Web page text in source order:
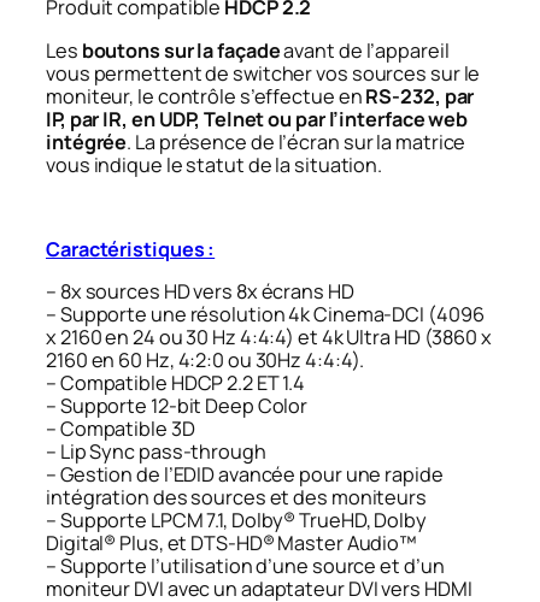
Produit compatible HDCP 2.2
Les boutons sur la façadeavant de l’appareil
vous permettent de switcher vos sources sur le
moniteur, le contrôle s’effectue enRS-232, par
IP, par IR, en UDP, Telnet ou par l’interface web
intégrée. La présence de l’écran sur la matrice
vous indique le statut de la situation.
Caractéristiques :
– 8x sources HD vers 8x écrans HD
– Supporte une résolution 4k Cinema-DCI (4096
x 2160 en 24 ou 30 Hz 4:4:4) et 4k Ultra HD (3860 x
2160 en 60 Hz, 4:2:0 ou 30Hz 4:4:4).
– Compatible HDCP 2.2 ET 1.4
– Supporte 12-bit Deep Color
– Compatible 3D
– Lip Sync pass-through
– Gestion de l’EDID avancée pour une rapide
intégration des sources et des moniteurs
– Supporte LPCM 7.1, Dolby® TrueHD, Dolby
Digital® Plus, et DTS-HD® Master Audio™
– Supporte l’utilisation d’une source et d’un
moniteur DVI avec un adaptateur DVI vers HDMI